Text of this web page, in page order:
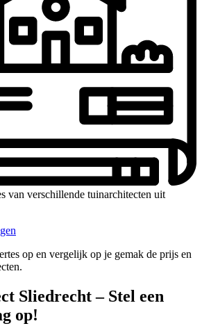
van verschillende tuinarchitecten uit
op en vergelijk op je gemak de prijs en
Sliedrecht – Stel een
op!